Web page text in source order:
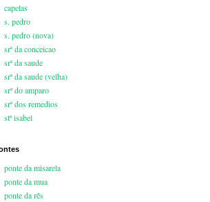
capelas
s. pedro
s. pedro (nova)
srª da conceicao
srª da saude
srª da saude (velha)
srª do amparo
srª dos remedios
stª isabel
ponte da misarela
ponte da mua
ponte da rês